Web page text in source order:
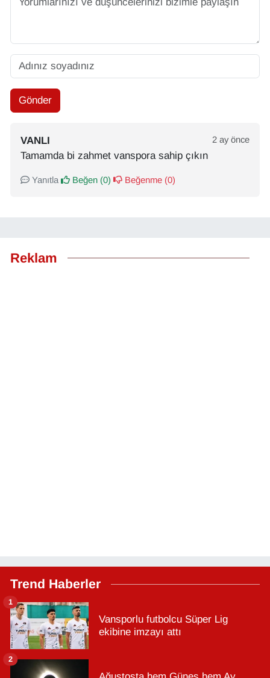
Gönder
VANLI 2 ay önce
Tamamda bi zahmet vanspora sahip çıkın
Yanıtla Beğen (0) Beğenme (0)
Reklam
Trend Haberler
Vansporlu futbolcu Süper Lig
ekibine imzayı attı
1
2